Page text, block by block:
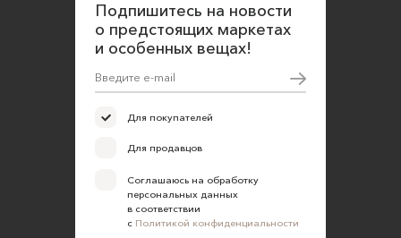
Подпишитесь на новости
о предстоящих маркетах
и особенных вещах!
Для покупателей
Для продавцов
Соглашаюсь на обработку
персональных данных
в соответствии
с Политикой конфиденциальности